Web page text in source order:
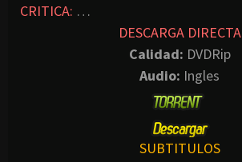
CRITICA: …
DESCARGA DIRECTA
Calidad: DVDRip
Audio: Ingles
SUBTITULOS